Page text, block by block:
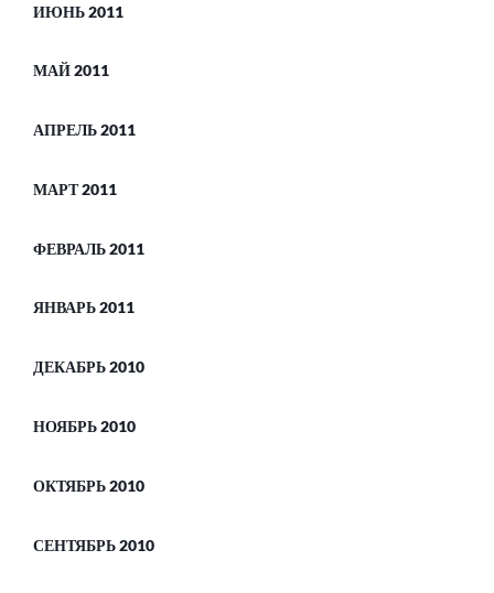
ИЮНЬ 2011
МАЙ 2011
АПРЕЛЬ 2011
МАРТ 2011
ФЕВРАЛЬ 2011
ЯНВАРЬ 2011
ДЕКАБРЬ 2010
НОЯБРЬ 2010
ОКТЯБРЬ 2010
СЕНТЯБРЬ 2010